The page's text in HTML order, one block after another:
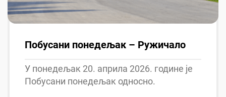
Побусани понедељак – Ружичало
У понедељак 20. априла 2026. године је
Побусани понедељак односно.